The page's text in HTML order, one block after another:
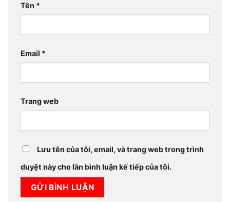
Tên *
Email *
Trang web
Lưu tên của tôi, email, và trang web trong trình
duyệt này cho lần bình luận kế tiếp của tôi.